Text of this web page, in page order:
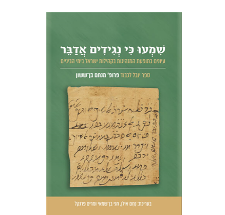
נחם אילן חגי בן-שמאי
מרים
פרנקל
הנחת אתר ספר מודפס
$57
$51